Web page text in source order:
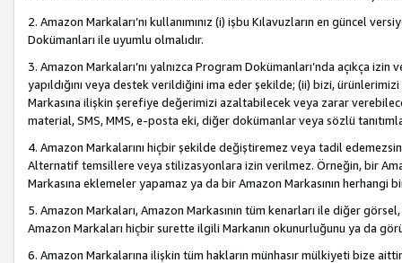
2. Amazon Markaları’nı kullanımınız (i) işbu Kılavuzların en güncel
Dokümanları ile uyumlu olmalıdır.
3. Amazon Markaları’nı yalnızca Program Dokümanları’nda açıkça
yapıldığını veya destek verildiğini ima eder şekilde; (ii) bizi,
Markasına ilişkin şerefiye değerimizi azaltabilecek veya zarar
material, SMS, MMS, e-posta eki, diğer dokümanlar veya sözlü
4. Amazon Markalarını hiçbir şekilde değiştiremez veya tadil
Alternatif temsillere veya stilizasyonlara izin verilmez. Örneğin, bir
Markasına eklemeler yapamaz ya da bir Amazon Markasının herhangi
5. Amazon Markaları, Amazon Markasının tüm kenarları ile diğer
Amazon Markaları hiçbir surette ilgili Markanın okunurluğunu ya da
6. Amazon Markalarına ilişkin tüm hakların münhasır mülkiyeti bize